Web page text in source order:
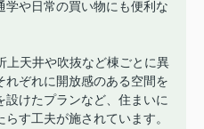
学や日常の買い物にも便利な
上天井や吹抜など棟ごとに異
れぞれに開放感のある空間を
設けたプランなど、住まいに
す工夫が施されています。